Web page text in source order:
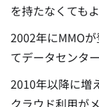
を持たなくても
2002年にMMO
てデータセンタ
2010年以降に増
クラウド利用が